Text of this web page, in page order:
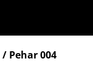
/ Pehar 004